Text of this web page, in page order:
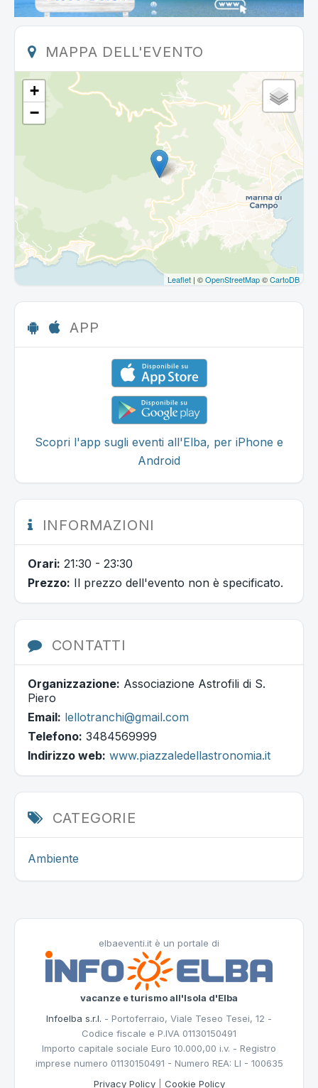
MAPPA DELL'EVENTO
+
−
Leaflet | ©OpenStreetMap©CartoDB
APP
Scopri l'app sugli eventi all'Elba, per iPhone e
Android
INFORMAZIONI
Orari: 21:30 - 23:30
Prezzo: Il prezzo dell'evento non è specificato.
CONTATTI
Organizzazione: Associazione Astrofili di S.
Piero
Email: lellotranchi@gmail.com
Telefono: 3484569999
Indirizzo web: www.piazzaledellastronomia.it
CATEGORIE
Ambiente
elbaeventi.it è un portale di
vacanze e turismo all'Isola d'Elba
Infoelba s.r.l. - Portoferraio, Viale Teseo Tesei, 12 -
Codice fiscale e P.IVA 01130150491
Importo capitale sociale Euro 10.000,00 i.v. - Registro
imprese numero 01130150491 - Numero REA: LI - 100635
Privacy Policy| Cookie Policy